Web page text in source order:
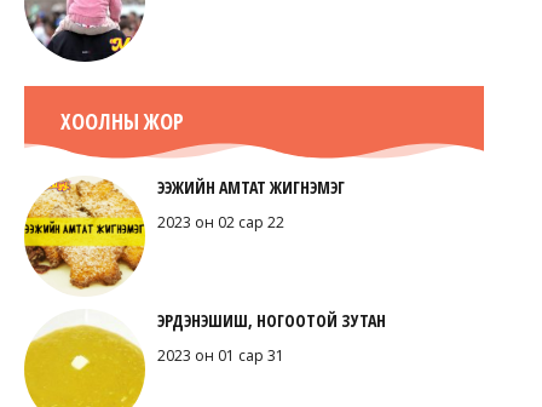
ХООЛНЫ ЖОР
ЭЭЖИЙН АМТАТ ЖИГНЭМЭГ
2023 он 02 сар 22
ЭРДЭНЭШИШ, НОГООТОЙ ЗУТАН
2023 он 01 сар 31